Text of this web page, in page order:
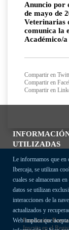
UTILIZADAS
Le informamos que en
Ibercaja, se utilizan
cuales se almacenan
datos se utilizan
interacciones de la
actualizados y
Web implica que
Anuncio por
de mayo de
Veterinarias
comunica la
Académico/
Compartir en
Compartir en
Compartir en
Fundación
Inscrita en el